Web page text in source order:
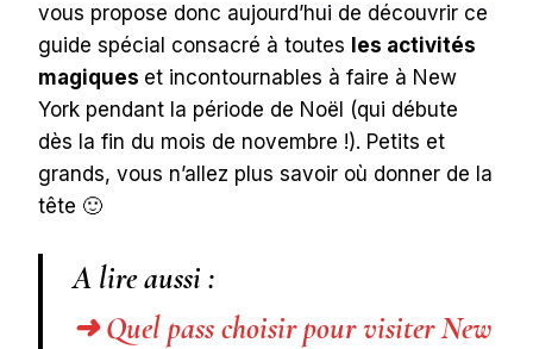
vous propose donc aujourd’hui de découvrir ce
guide spécial consacré à toutes les activités
magiques et incontournables à faire à New
York pendant la période de Noël (qui débute
dès la fin du mois de novembre !). Petits et
grands, vous n’allez plus savoir où donner de la
tête 🙂
A lire aussi :
➜ Quel pass choisir pour visiter New